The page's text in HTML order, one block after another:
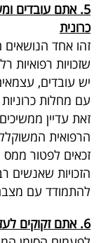
פעולה
דרושים
ניוזלטרים
מייל
אדום
5. אתם עובדים
כרונית
זהו אחד הנושאים
שזכויות רפואיות
יש עובדים,
עם מחלות
זאת עדיין
הרפואית
זכאים לפטור
הזכויות שאנשים
להתמודד עם
6. אתם זקוקים לעזרה בפעולות שפעם עשיתם לבד